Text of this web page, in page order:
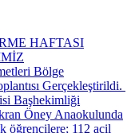
HAFTASI
Bölge
Gerçekleştirildi.
Başhekimliği
Öney Anaokulunda
öğrencilere; 112 acil